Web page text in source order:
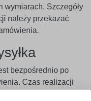
wymiarach. Szczegóły
należy przekazać
bezpośrednio po
Czas realizacji